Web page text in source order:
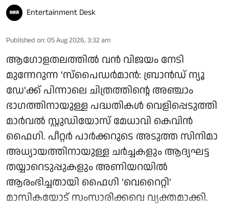
Entertainment Desk
Published on: 05 Aug 2026, 3:32 am
ആഗോളതലത്തിൽ വൻ വിജയം നേടി
മുന്നേറുന്ന 'സ്‌പൈഡർമാൻ: ബ്രാൻഡ് ന്യൂ
ഡേ'ക്ക് പിന്നാലെ ചിത്രത്തിന്റെ അഞ്ചാം
ഭാഗത്തിനായുള്ള പദ്ധതികൾ വെളിപ്പെടുത്തി
മാർവൽ സ്റ്റുഡിയോസ് മേധാവി കെവിൻ
ഫൈഗി. പീറ്റർ പാർക്കറുടെ അടുത്ത സിനിമാ
അധ്യായത്തിനായുള്ള ചർച്ചകളും ആദ്യഘട്ട
തയ്യാറെടുപ്പുകളും അണിയറയിൽ
ആരംഭിച്ചതായി ഫൈഗി 'വെറൈറ്റി'
മാസികയോട് സംസാരിക്കവെ വ്യക്തമാക്കി.